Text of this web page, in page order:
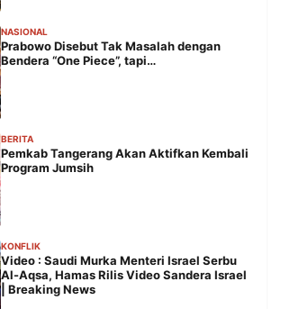
NASIONAL
Prabowo Disebut Tak Masalah dengan
Bendera “One Piece”, tapi…
BERITA
Pemkab Tangerang Akan Aktifkan Kembali
Program Jumsih
KONFLIK
Video : Saudi Murka Menteri Israel Serbu
Al-Aqsa, Hamas Rilis Video Sandera Israel
| Breaking News